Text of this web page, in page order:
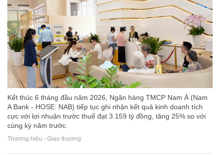
Kết thúc 6 tháng đầu năm 2026, Ngân hàng TMCP Nam Á (Nam
A Bank - HOSE: NAB) tiếp tục ghi nhận kết quả kinh doanh tích
cực với lợi nhuận trước thuế đạt 3.159 tỷ đồng, tăng 25% so với
cùng kỳ năm trước.
Thương hiệu - Giao thương